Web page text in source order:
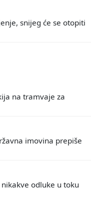
snijeg će se otopiti
na tramvaje za
imovina prepiše
nikakve odluke u toku